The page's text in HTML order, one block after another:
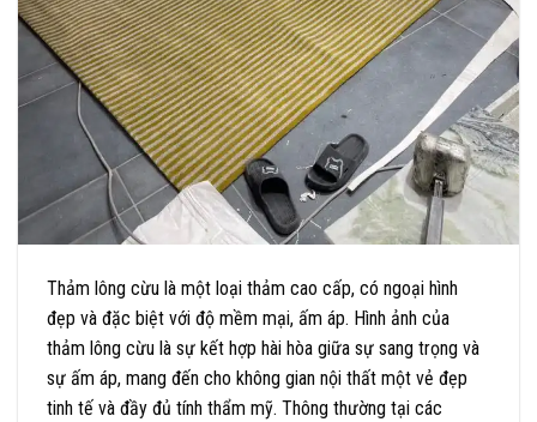
Thảm lông cừu là một loại thảm cao cấp, có ngoại hình
đẹp và đặc biệt với độ mềm mại, ấm áp. Hình ảnh của
thảm lông cừu là sự kết hợp hài hòa giữa sự sang trọng và
sự ấm áp, mang đến cho không gian nội thất một vẻ đẹp
tinh tế và đầy đủ tính thẩm mỹ. Thông thường tại các